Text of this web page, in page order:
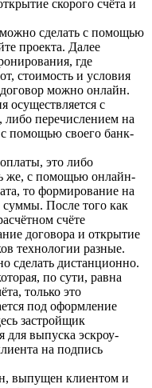
скорого счёта и
сделать с помощью
проекта. Далее
где
стоимость и условия
можно онлайн.
осуществляется с
перечислением на
помощью своего банк-
это либо
же, с помощью онлайн-
то формирование на
суммы. После того как
счёте
договора и открытие
технологии разные.
сделать дистанционно.
по сути, равна
только это
под оформление
застройщик
для выпуска эскроу-
на подпись
выпущен клиентом и